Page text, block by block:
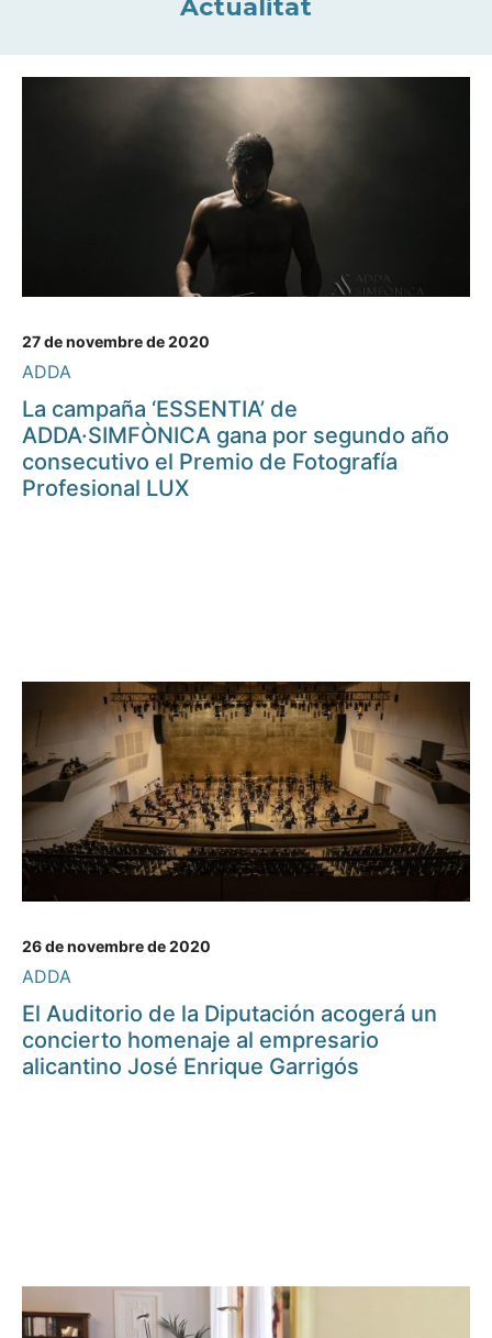
Actualitat
27 de novembre de 2020
ADDA
La campaña ‘ESSENTIA’ de
ADDA·SIMFÒNICA gana por segundo año
consecutivo el Premio de Fotografía
Profesional LUX
26 de novembre de 2020
ADDA
El Auditorio de la Diputación acogerá un
concierto homenaje al empresario
alicantino José Enrique Garrigós